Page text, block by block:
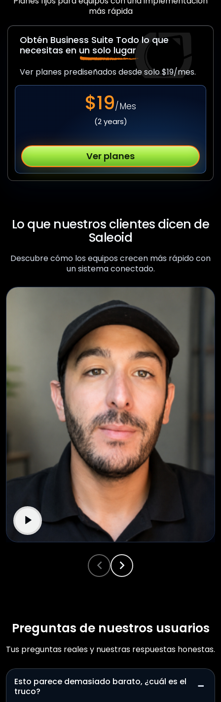
más rápida
Obtén Business Suite Todo lo que
necesitas en un solo lugar
Ver planes prediseñados desde solo $19/mes.
$19/Mes
(2 years)
Ver planes
Lo que nuestros clientes dicen de
Saleoid
Descubre cómo los equipos crecen más rápido con
un sistema conectado.
Preguntas de nuestros usuarios
Tus preguntas reales y nuestras respuestas honestas.
Esto parece demasiado barato, ¿cuál es el
truco?
−